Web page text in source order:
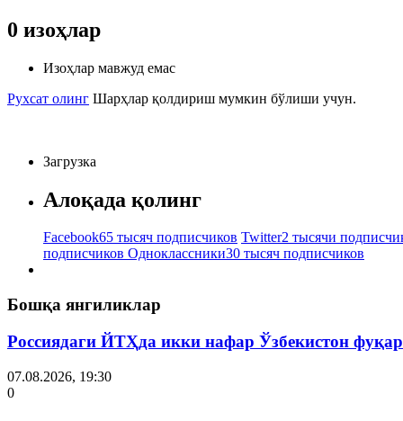
0 изоҳлар
Изоҳлар мавжуд емас
Рухсат олинг Шарҳлар қолдириш мумкин бўлиши учун.
Загрузка
Алоқада қолинг
Facebook65 тысяч подписчиков Twitter2 тысячи
подписчиков Одноклассники30 тысяч подписчиков
Бошқа янгиликлар
Россиядаги ЙТҲда икки нафар Ўзбекистон
07.08.2026, 19:30
0